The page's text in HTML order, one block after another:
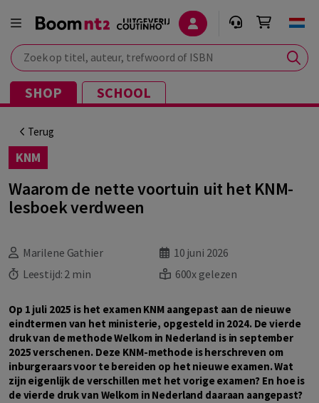
Zoek op titel, auteur, trefwoord of ISBN
SHOP SCHOOL
Terug
KNM
Waarom de nette voortuin uit het KNM-
lesboek verdween
Marilene Gathier
10 juni 2026
Leestijd: 2 min 600x gelezen
Op 1 juli 2025 is het examen KNM aangepast aan de nieuwe
eindtermen van het ministerie, opgesteld in 2024. De vierde
druk van de methode Welkom in Nederland is in september
2025 verschenen. Deze KNM-methode is herschreven om
inburgeraars voor te bereiden op het nieuwe examen. Wat
zijn eigenlijk de verschillen met het vorige examen? En hoe is
de vierde druk van Welkom in Nederland daaraan aangepast?